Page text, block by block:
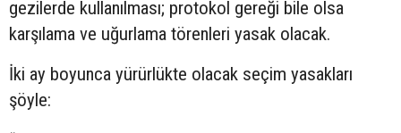
gezilerde kullanılması; protokol gereği bile olsa
karşılama ve uğurlama törenleri yasak olacak.
İki ay boyunca yürürlükte olacak seçim yasakları
şöyle: